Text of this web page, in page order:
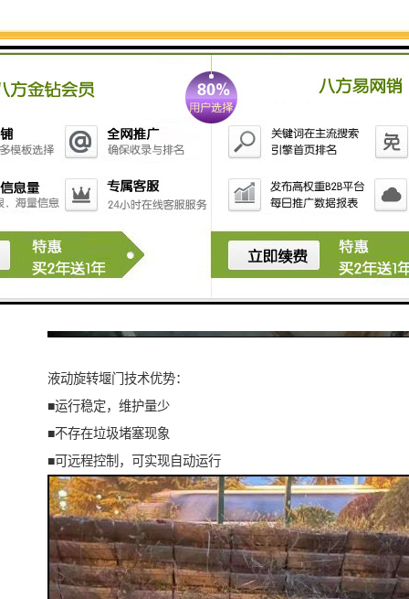
液动旋转堰门技术优势：
■运行稳定，维护量少
■不存在垃圾堵塞现象
■可远程控制，可实现自动运行